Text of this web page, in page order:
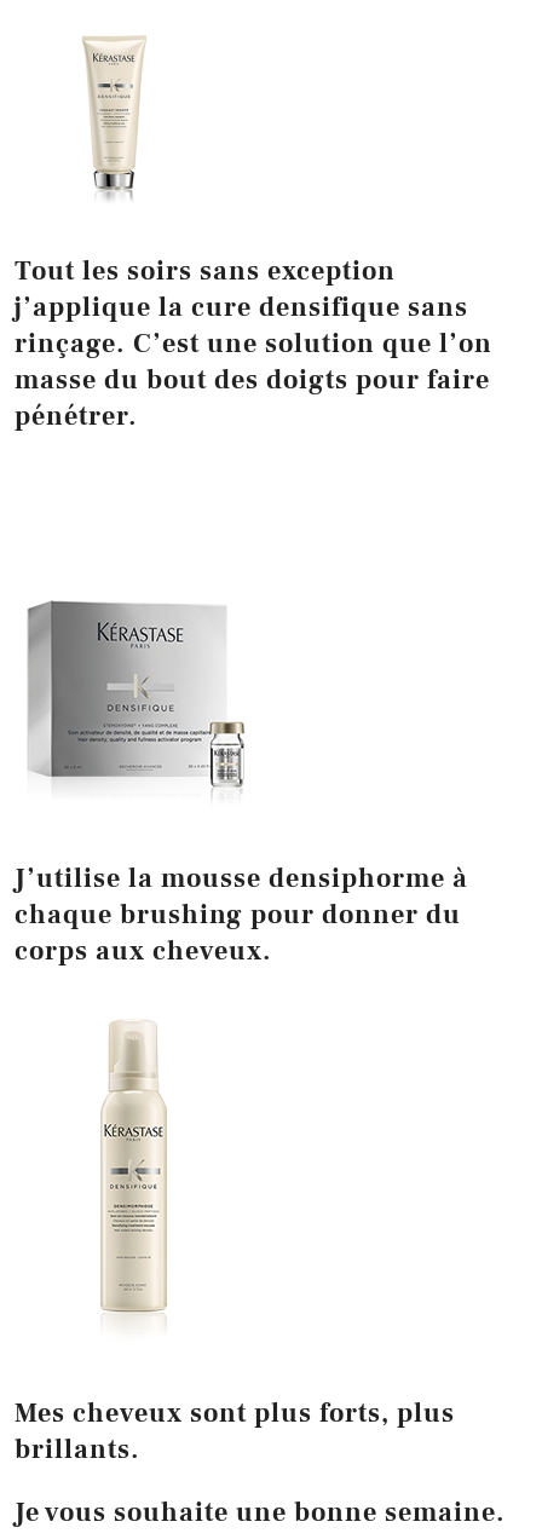
Tout les soirs sans exception
j’applique la cure densifique sans
rinçage. C’est une solution que l’on
masse du bout des doigts pour faire
pénétrer.
J’utilise la mousse densiphorme à
chaque brushing pour donner du
corps aux cheveux.
Mes cheveux sont plus forts, plus
brillants.
Je vous souhaite une bonne semaine.